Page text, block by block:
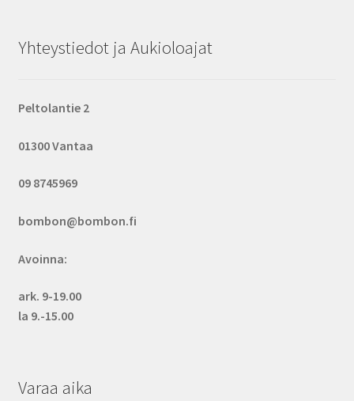
Yhteystiedot ja Aukioloajat
Peltolantie 2
01300 Vantaa
09 8745969
bombon@bombon.fi
Avoinna:
ark. 9-19.00
la 9.-15.00
Varaa aika